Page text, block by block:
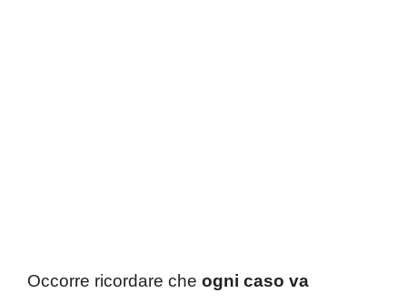
Occorre ricordare che ogni caso va